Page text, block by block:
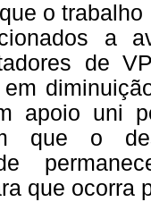
o
a
de
apoio uni
que o
que ocorra